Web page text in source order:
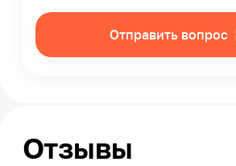
Отправить вопрос
Отзывы